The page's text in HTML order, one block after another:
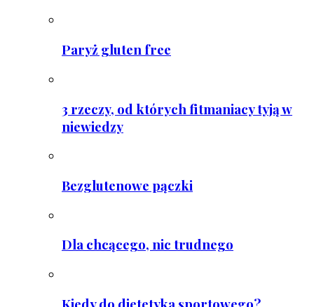
Paryż gluten free
3 rzeczy, od których fitmaniacy tyją w
niewiedzy
Bezglutenowe pączki
Dla chcącego, nic trudnego